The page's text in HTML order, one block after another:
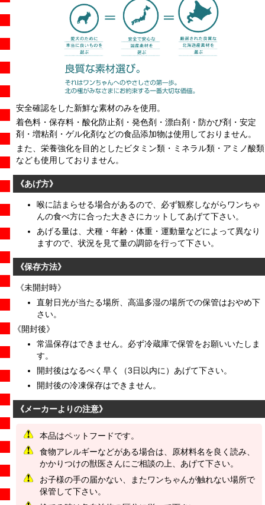
安全確認をした新鮮な素材のみを使用。
着色料・保存料・酸化防止剤・発色剤・漂白剤・防かび剤・安定
剤・増粘剤・ゲル化剤などの食品添加物は使用しておりません。
また、栄養強化を目的としたビタミン類・ミネラル類・アミノ酸類
なども使用しておりません。
《あげ方》
喉に詰まらせる場合があるので、必ず観察しながらワンちゃ
んの食べ方に合った大きさにカットしてあげて下さい。
あげる量は、犬種・年齢・体重・運動量などによって異なり
ますので、状況を見て量の調節を行って下さい。
《保存方法》
《未開封時》
直射日光が当たる場所、高温多湿の場所での保管はおやめ下
さい。
《開封後》
常温保存はできません。必ず冷蔵庫で保管をお願いいたしま
す。
開封後はなるべく早く（3日以内に）あげて下さい。
開封後の冷凍保存はできません。
《メーカーよりの注意》
本品はペットフードです。
食物アレルギーなどがある場合は、原材料名を良く読み、
かかりつけの獣医さんにご相談の上、あげて下さい。
お子様の手の届かない、またワンちゃんが触れない場所で
保管して下さい。